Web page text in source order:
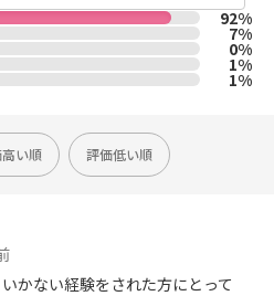
92%
7%
0%
1%
1%
い順 評価低い順
かない経験をされた方にとって